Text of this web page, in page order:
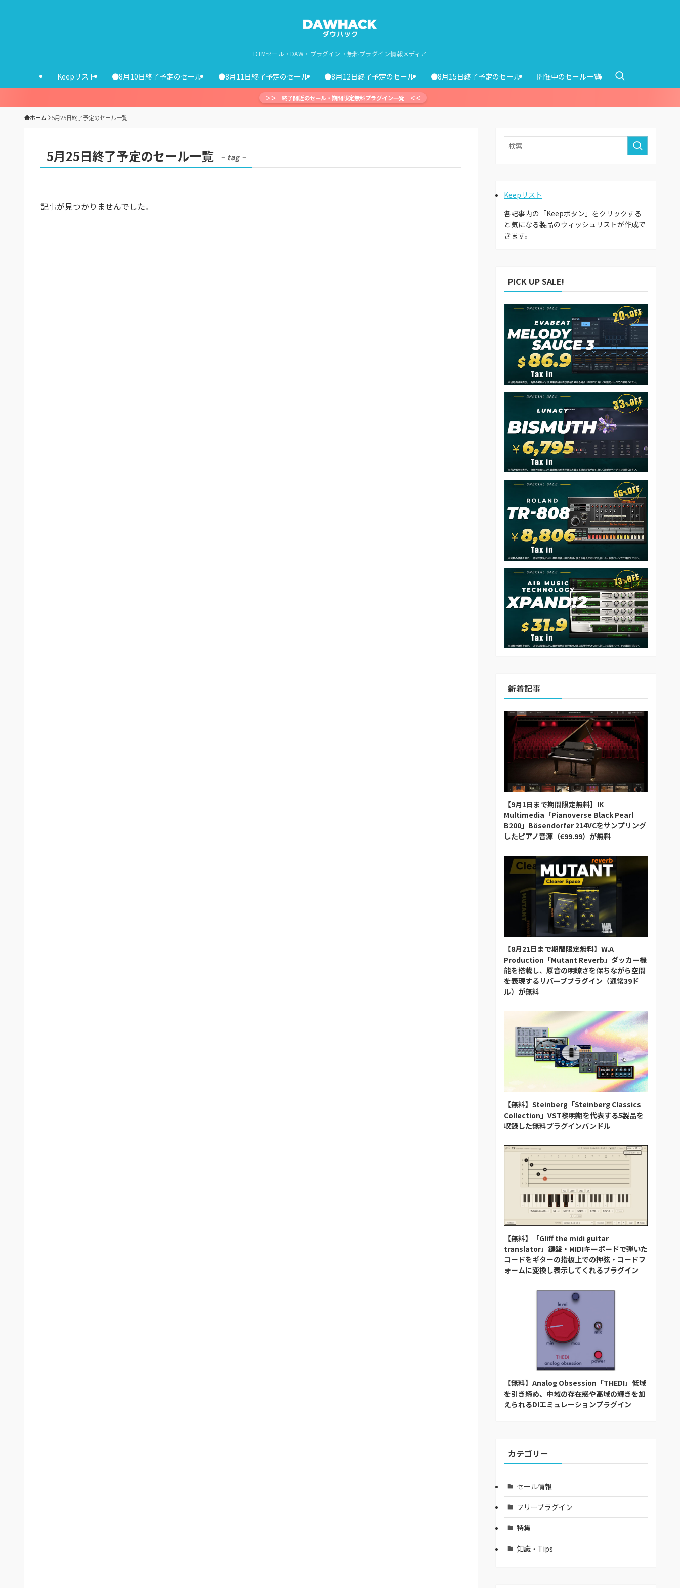
DTMセール・DAW・プラグイン・無料プラグイン情報メディア
Keepリスト ●8月10日終了予定のセール ●8月11日終了予定のセール ●8月12日終了予定のセール ●8月15日終了予定のセール 開催中のセール一覧
＞＞ 終了間近のセール・期間限定無料プラグイン一覧 ＜＜
ホーム 5月25日終了予定のセール一覧
5月25日終了予定のセール一覧 – tag –
記事が見つかりませんでした。
Keepリスト
各記事内の「Keepボタン」をクリックする
と気になる製品のウィッシュリストが作成で
きます。
PICK UP SALE!
新着記事
【9月1日まで期間限定無料】IK
Multimedia「Pianoverse Black Pearl
B200」Bösendorfer 214VCをサンプリング
したピアノ音源（€99.99）が無料
【8月21日まで期間限定無料】W.A
Production「Mutant Reverb」ダッカー機
能を搭載し、原音の明瞭さを保ちながら空間
を表現するリバーブプラグイン（通常39ド
ル）が無料
【無料】Steinberg「Steinberg Classics
Collection」VST黎明期を代表する5製品を
収録した無料プラグインバンドル
【無料】「Gliff the midi guitar
translator」鍵盤・MIDIキーボードで弾いた
コードをギターの指板上での押弦・コードフ
ォームに変換し表示してくれるプラグイン
【無料】Analog Obsession「THEDI」低域
を引き締め、中域の存在感や高域の輝きを加
えられるDIエミュレーションプラグイン
カテゴリー
セール情報
フリープラグイン
特集
知識・Tips